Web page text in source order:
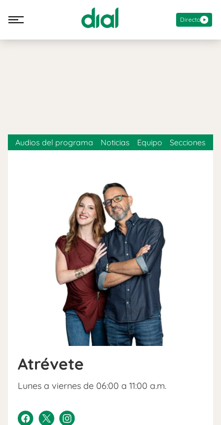
Directo
Atrévete
Lunes a viernes de 06:00 a 11:00 a.m.
Audios del programa Noticias Equipo Secciones